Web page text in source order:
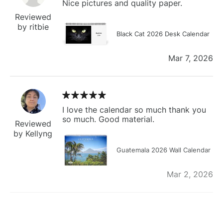
Reviewed
by ritbie
Nice pictures and quality paper.
Black Cat 2026 Desk Calendar
Mar 7, 2026
Reviewed
by Kellyng
I love the calendar so much thank you
so much. Good material.
Guatemala 2026 Wall Calendar
Mar 2, 2026